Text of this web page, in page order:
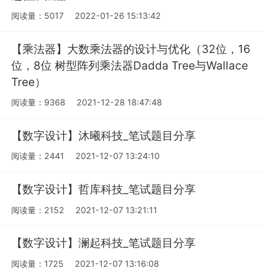
阅读量：5017 2022-01-26 15:13:42
【乘法器】大数乘法器的设计与优化（32位，16
位，8位 树型阵列乘法器Dadda Tree与Wallace
Tree）
阅读量：9368 2021-12-28 18:47:48
【数字设计】沐曦科技_笔试题目分享
阅读量：2441 2021-12-07 13:24:10
【数字设计】哲库科技_笔试题目分享
阅读量：2152 2021-12-07 13:21:11
【数字设计】澜起科技_笔试题目分享
阅读量：1725 2021-12-07 13:16:08